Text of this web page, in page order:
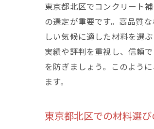
東京都北区でコンクリート
の選定が重要です。高品質
しい気候に適した材料を選
実績や評判を重視し、信頼
を防ぎましょう。このよう
ます。
東京都北区での材料選